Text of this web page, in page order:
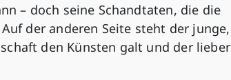
– doch seine Schandtaten, die die
der anderen Seite steht der junge,
den Künsten galt und der lieber